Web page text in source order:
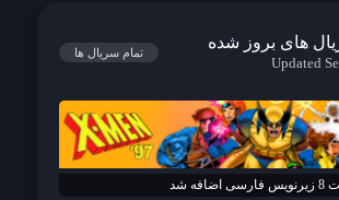
های بروز شده
Updated
تمام سریال ها